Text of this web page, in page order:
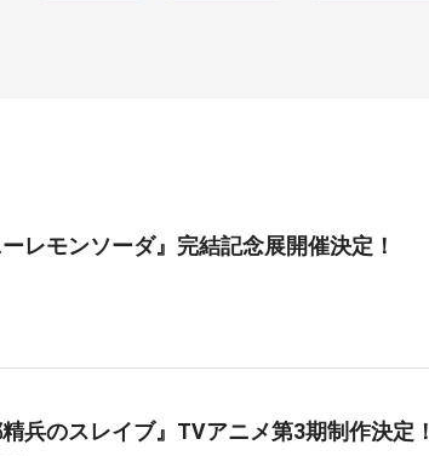
レモンソーダ』完結記念展開催決定！
兵のスレイブ』TVアニメ第3期制作決定！